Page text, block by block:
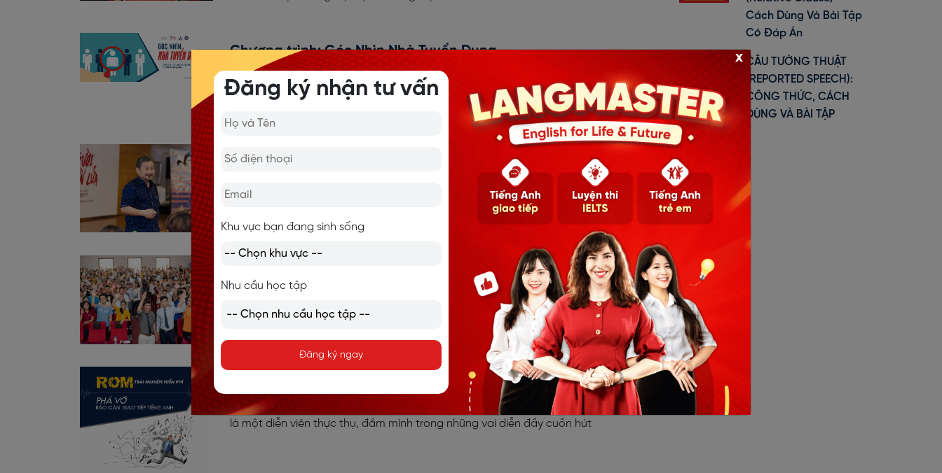
Chương trình: Góc Nhìn Nhà Tuyển Dụng
Một trong những nguyên nhân dẫn đến tình trạng này là bản thân sinh viên không tự
phấn đấu, nâng cao năng lực. Đồng thời, sinh viên khá thụ động trong việc tìm hiểu
Chương trình đào tạo "Người Truyền Lửa" TS. Phan Quốc Việt.
Chương trình đã cung cấp cho tất cả các giảng viên, trợ giảng cũng như đội kinh
doanh nhiều cách thức mới, rất hay và bổ ích trong việc nâng cao năng lực gây ảnh
hưởng và thúc đẩy động lực cho học viên.
CHÂN THÀNH - KHUYẾN KHÍCH - KHEN NGỢI
Để thay đổi chính mình, phát triển năng lực bản thân, thì vũ khí hỗ trợ đắc lực cho
bạn là: Tạo thói quen nhìn điểm mạnh, điểm tốt của mọi người mà khen ngợi một
ROM - Phá vỡ rào cản giao tiếp tiếng Anh
Đã bao giờ bạn được nghe đến một phương pháp học tiếng anh giao tiếp mà bạn
là một diễn viên thực thụ, đắm mình trong những vai diễn đầy cuốn hút
Cách Dùng Và Bài Tập
Có Đáp Án
CÂU TƯỜNG THUẬT
(REPORTED SPEECH):
CÔNG THỨC, CÁCH
DÙNG VÀ BÀI TẬP
Đăng ký nhận tư vấn
Khu vực bạn đang sinh sống
Nhu cầu học tập
Đăng ký ngay
x